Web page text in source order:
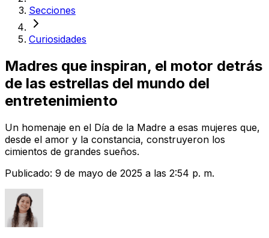
Secciones
Curiosidades
Madres que inspiran, el motor detrás
de las estrellas del mundo del
entretenimiento
Un homenaje en el Día de la Madre a esas mujeres que,
desde el amor y la constancia, construyeron los
cimientos de grandes sueños.
Publicado: 9 de mayo de 2025 a las 2:54 p. m.